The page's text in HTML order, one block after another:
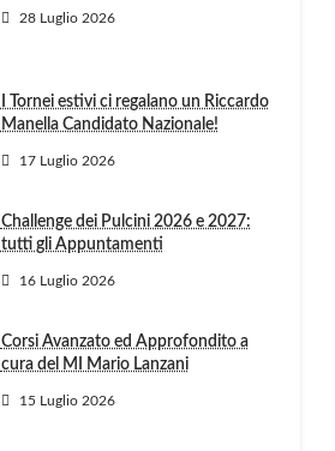
28 Luglio 2026
I Tornei estivi ci regalano un Riccardo
Manella Candidato Nazionale!
17 Luglio 2026
Challenge dei Pulcini 2026 e 2027:
tutti gli Appuntamenti
16 Luglio 2026
Corsi Avanzato ed Approfondito a
cura del MI Mario Lanzani
15 Luglio 2026